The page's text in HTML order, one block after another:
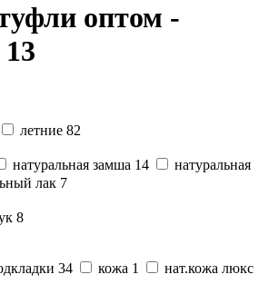
оптом -
летние 82
натуральная замша 14
натуральная
лак 7
8
34 кожа 1
нат.кожа люкс